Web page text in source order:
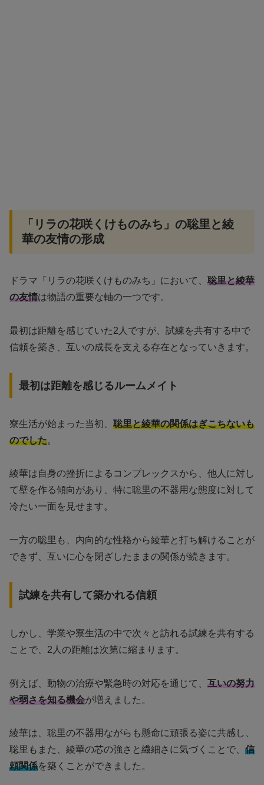
「リラの花咲くけものみち」の聡里と綾
華の友情の形成
ドラマ「リラの花咲くけものみち」において、 聡里と綾華
の友情は物語の重要な軸の一つです。
最初は距離を感じていた2人ですが、試練を共有する中で
信頼を築き、互いの成長を支える存在となっていきます。
最初は距離を感じるルームメイト
寮生活が始まった当初、 聡里と綾華の関係はぎこちないも
のでした。
綾華は自身の挫折によるコンプレックスから、他人に対し
て壁を作る傾向があり、特に聡里の不器用な態度に対して
冷たい一面を見せます。
一方の聡里も、内向的な性格から綾華と打ち解けることが
できず、互いに心を閉ざしたままの関係が続きます。
試練を共有して築かれる信頼
しかし、学業や寮生活の中で次々と訪れる試練を共有する
ことで、2人の距離は次第に縮まります。
例えば、動物の治療や緊急時の対応を通じて、 互いの努力
や弱さを知る機会が増えました。
綾華は、聡里の不器用ながらも懸命に頑張る姿に共感し、
聡里もまた、綾華の芯の強さと繊細さに気づくことで、 信
頼関係を築くことができました。